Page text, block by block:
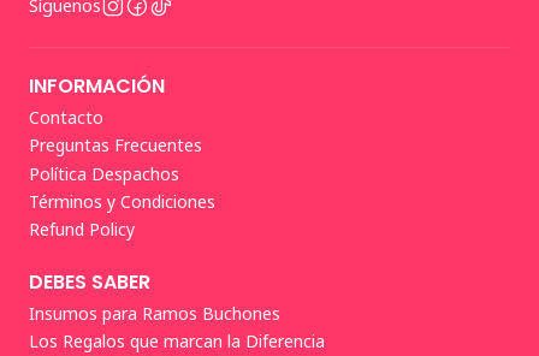
Síguenos
INFORMACIÓN
Contacto
Preguntas Frecuentes
Política Despachos
Términos y Condiciones
Refund Policy
DEBES SABER
Insumos para Ramos Buchones
Los Regalos que marcan la Diferencia